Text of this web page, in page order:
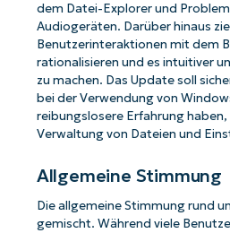
dem Datei-Explorer und
Audiogeräten. Darüber hinaus
Benutzerinteraktionen mit dem
rationalisieren und es intuitiver
zu machen. Das Update soll
bei der Verwendung von
reibungslosere Erfahrung
Verwaltung von Dateien und
Allgemeine Stimmung
Die allgemeine Stimmung rund
gemischt. Während viele